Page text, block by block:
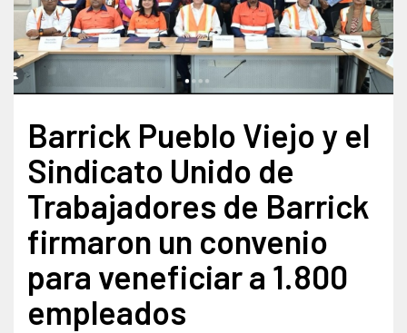
Barrick Pueblo Viejo y el
Sindicato Unido de
Trabajadores de Barrick
firmaron un convenio
para veneficiar a 1.800
empleados